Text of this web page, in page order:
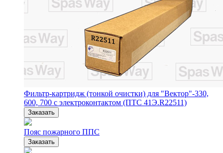
Фильтр-картридж (тонкой очистки) для "Вектор"-330,
600, 700 с электроконтактом (ПТС 41Э.R22511)
Заказать
Пояс пожарного ППС
Заказать